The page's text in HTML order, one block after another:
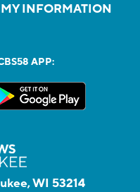
INFORMATION
APP:
WI 53214